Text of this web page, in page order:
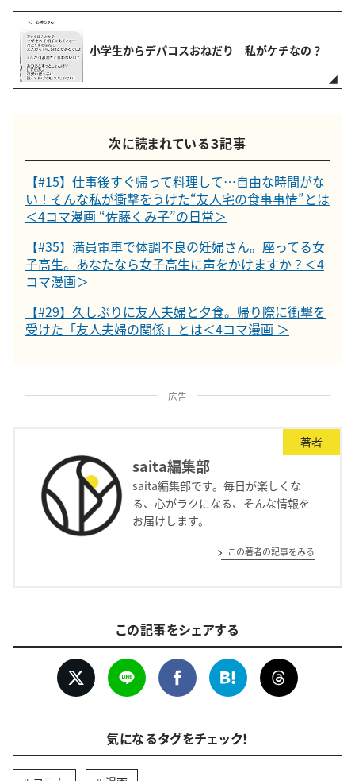
小学生からデパコスおねだり 私がケチなの？
次に読まれている３記事
【#15】仕事後すぐ帰って料理して…自由な時間がな
い！そんな私が衝撃をうけた“友人宅の食事事情”とは
＜4コマ漫画 “佐藤くみ子”の日常＞
【#35】満員電車で体調不良の妊婦さん。座ってる女
子高生。あなたなら女子高生に声をかけますか？＜4
コマ漫画＞
【#29】久しぶりに友人夫婦と夕食。帰り際に衝撃を
受けた「友人夫婦の関係」とは＜4コマ漫画 ＞
広告
著者
saita編集部
saita編集部です。毎日が楽しくな
る、心がラクになる、そんな情報を
お届けします。
この著者の記事をみる
この記事をシェアする
気になるタグをチェック！